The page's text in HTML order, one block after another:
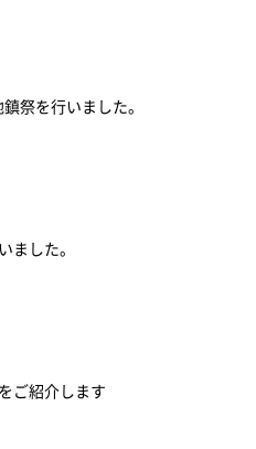
祭を行いました。
ました。
ご紹介します